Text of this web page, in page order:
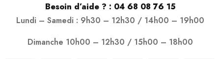
Besoin d’aide ? : 04 68 08 76 15
Lundi – Samedi : 9h30 – 12h30 / 14h00 – 19h00
Dimanche 10h00 – 12h30 / 15h00 – 18h00